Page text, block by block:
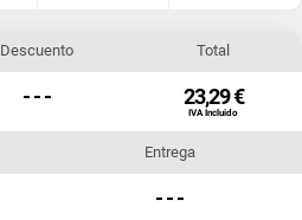
Descuento
- - -
Total
23,29 €
IVA Incluido
Entrega
- - -